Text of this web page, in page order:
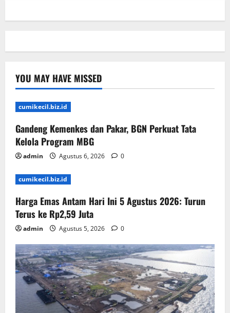
YOU MAY HAVE MISSED
cumikecil.biz.id
Gandeng Kemenkes dan Pakar, BGN Perkuat Tata
Kelola Program MBG
admin Agustus 6, 2026 0
cumikecil.biz.id
Harga Emas Antam Hari Ini 5 Agustus 2026: Turun
Terus ke Rp2,59 Juta
admin Agustus 5, 2026 0